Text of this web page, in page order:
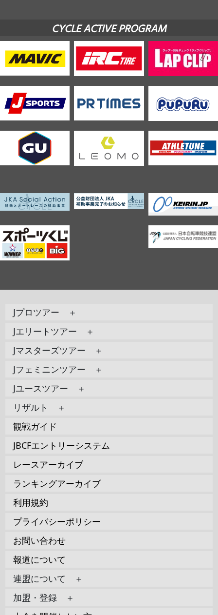
CYCLE ACTIVE PROGRAM
Jプロツアー ＋
Jエリートツアー ＋
Jマスターズツアー ＋
Jフェミニンツアー ＋
Jユースツアー ＋
リザルト ＋
観戦ガイド
JBCFエントリーシステム
レースアーカイブ
ランキングアーカイブ
利用規約
プライバシーポリシー
お問い合わせ
報道について
連盟について ＋
加盟・登録 ＋